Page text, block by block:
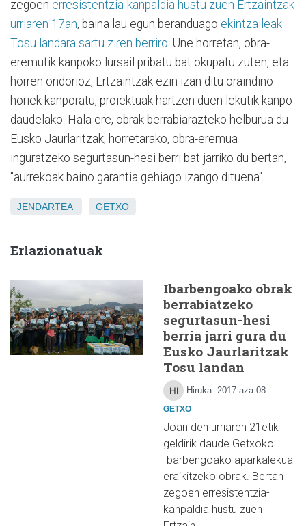
zegoen erresistentzia-kanpaldia hustu zuen Ertzaintzak
urriaren 17an, baina lau egun beranduago ekintzaileak
Tosu landara sartu ziren berriro . Une horretan, obra-
eremutik kanpoko lursail pribatu bat okupatu zuten, eta
horren ondorioz, Ertzaintzak ezin izan ditu oraindino
horiek kanporatu, proiektuak hartzen duen lekutik kanpo
daudelako. Hala ere, obrak berrabiarazteko helburua du
Eusko Jaurlaritzak; horretarako, obra-eremua
inguratzeko segurtasun-hesi berri bat jarriko du bertan,
"aurrekoak baino garantia gehiago izango dituena".
JENDARTEA GETXO
Erlazionatuak
Ibarbengoako obrak
berrabiatzeko
segurtasun-hesi
berria jarri gura du
Eusko Jaurlaritzak
Tosu landan
Hiruka 2017 aza 08
GETXO
Joan den urriaren 21etik
geldirik daude Getxoko
Ibarbengoako aparkalekua
eraikitzeko obrak. Bertan
zegoen erresistentzia-
kanpaldia hustu zuen